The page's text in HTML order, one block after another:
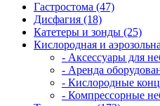
Гастростома (47)
Дисфагия (18)
Катетеры и зонды (25)
Кислородная и
- Аксессуары для
- Аренда
- Кислородные
- Компрессорные